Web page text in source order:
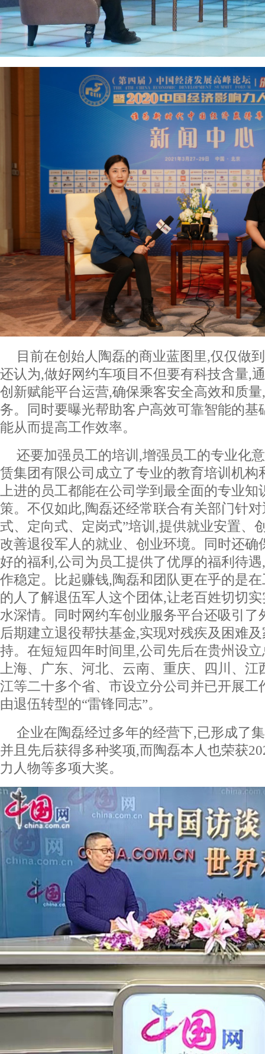
目前在创始人陶磊的商业蓝图里,仅仅做
还认为,做好网约车项目不但要有科技含量,
创新赋能平台运营,确保乘客安全高效和质
务。同时要曝光帮助客户高效可靠智能的基
能从而提高工作效率。
还要加强员工的培训,增强员工的专业化
赁集团有限公司成立了专业的教育培训机构
上进的员工都能在公司学到最全面的专业知
策。不仅如此,陶磊还经常联合有关部门针
式、定向式、定岗式”培训,提供就业安置、
改善退役军人的就业、创业环境。同时还确
好的福利,公司为员工提供了优厚的福利待
作稳定。比起赚钱,陶磊和团队更在乎的是
的人了解退伍军人这个团体,让老百姓切切
水深情。同时网约车创业服务平台还吸引了
后期建立退役帮扶基金,实现对残疾及困难
持。在短短四年时间里,公司先后在贵州设
上海、广东、河北、云南、重庆、四川、江
江等二十多个省、市设立分公司并已开展工
由退伍转型的“雷锋同志”。
企业在陶磊经过多年的经营下,已形成了
并且先后获得多种奖项,而陶磊本人也荣获
力人物等多项大奖。